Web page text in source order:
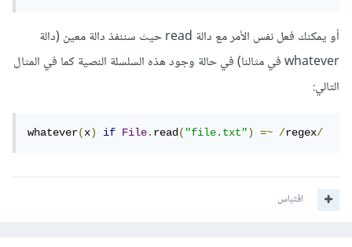
أو يمكنك فعل نفس الأمر مع دالة read حيث سننفذ دالة معين (دالة
whatever في مثالنا) في حالة وجود هذه السلسلة النصية كما في المثال
التالي:
whatever(x) if File.read("file.txt") =~ /regex/
اقتباس